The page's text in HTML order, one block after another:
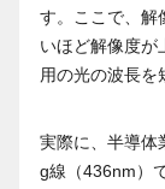
す。ここで、解
いほど解像度が
用の光の波長を
実際に、半導体
g線（436nm）